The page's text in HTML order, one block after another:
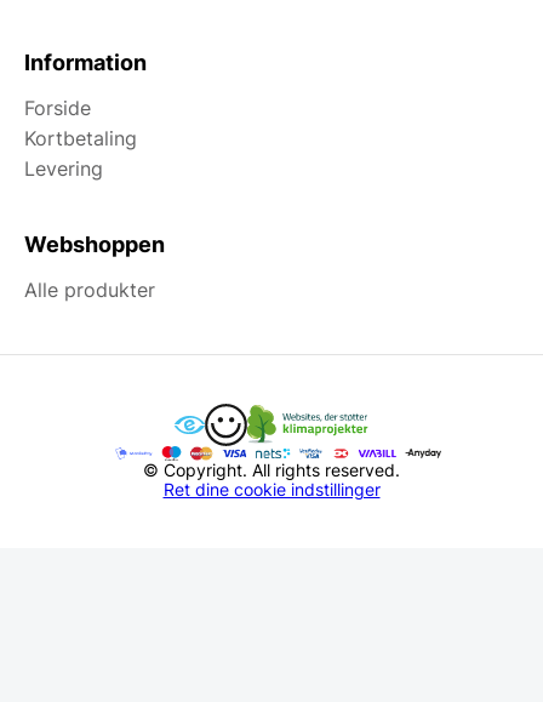
Information
Forside
Kortbetaling
Levering
Webshoppen
Alle produkter
© Copyright. All rights reserved.
Ret dine cookie indstillinger